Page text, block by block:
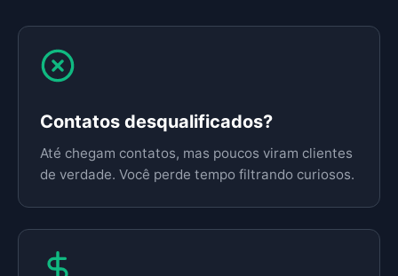
Contatos desqualificados?
Até chegam contatos, mas poucos viram clientes
de verdade. Você perde tempo filtrando curiosos.